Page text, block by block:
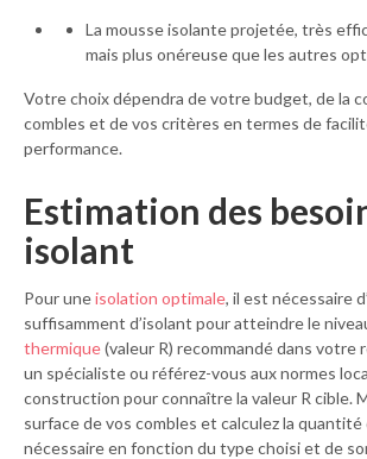
La mousse isolante projetée, très
mais plus onéreuse que les autres
Votre choix dépendra de votre budget, de la
combles et de vos critères en termes de
performance.
Estimation des
isolant
Pour uneisolation optimale, il est nécessaire
suffisamment d’isolant pour atteindre le
thermique(valeur R) recommandé dans votre
un spécialiste ou référez-vous aux normes
construction pour connaître la valeur R cible.
surface de vos combles et calculez la quantité
nécessaire en fonction du type choisi et de